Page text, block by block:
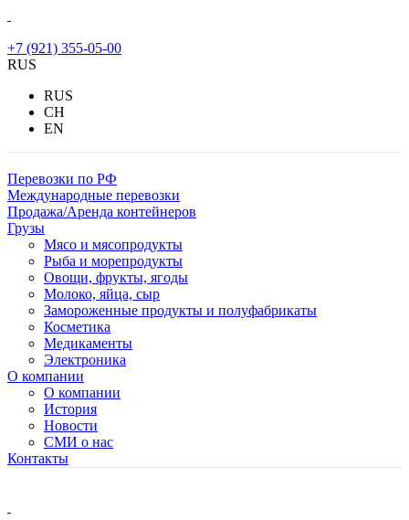
+7 (921) 355-05-00
RUS
RUS
CH
EN
Перевозки по РФ
Международные перевозки
Продажа/Аренда контейнеров
Грузы
Мясо и мясопродукты
Рыба и морепродукты
Овощи, фрукты, ягоды
Молоко, яйца, сыр
Замороженные продукты и полуфабрикаты
Косметика
Медикаменты
Электроника
О компании
О компании
История
Новости
СМИ о нас
Контакты